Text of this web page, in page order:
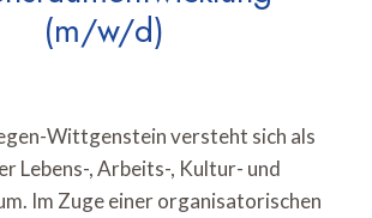
(m/w/d)
Wittgenstein versteht sich als
Lebens-, Arbeits-, Kultur- und
Im Zuge einer organisatorischen